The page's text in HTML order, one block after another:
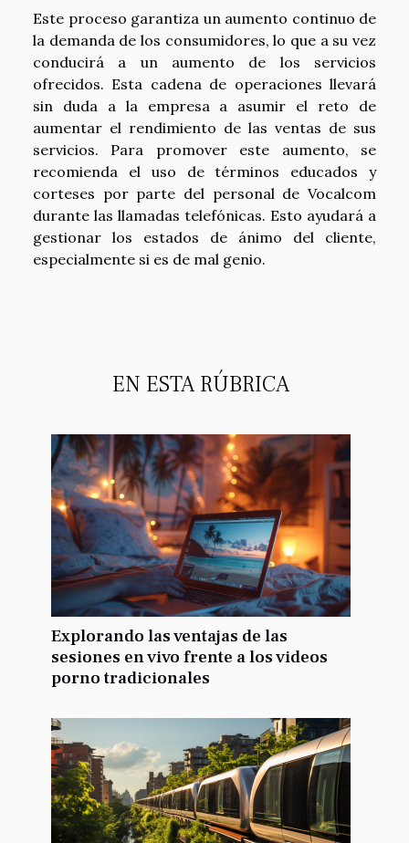
Este proceso garantiza un aumento continuo de
la demanda de los consumidores, lo que a su vez
conducirá a un aumento de los servicios
ofrecidos. Esta cadena de operaciones llevará
sin duda a la empresa a asumir el reto de
aumentar el rendimiento de las ventas de sus
servicios. Para promover este aumento, se
recomienda el uso de términos educados y
corteses por parte del personal de Vocalcom
durante las llamadas telefónicas. Esto ayudará a
gestionar los estados de ánimo del cliente,
especialmente si es de mal genio.
EN ESTA RÚBRICA
Explorando las ventajas de las
sesiones en vivo frente a los videos
porno tradicionales